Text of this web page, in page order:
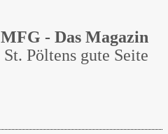
MFG - Das Magazin
St. Pöltens gute Seite